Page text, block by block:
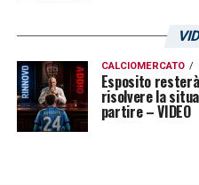
CALCIOMERCATO
Esposito
risolvere la
partire – VIDEO